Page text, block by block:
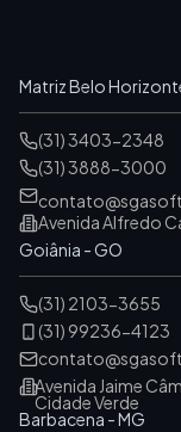
Matriz Belo
(31) 3403-2348
(31) 3888-3000
Avenida Alfredo
Goiânia - GO
(31) 2103-3655
(31) 99236-4123
Avenida Jaime
Cidade Verde
Barbacena - MG